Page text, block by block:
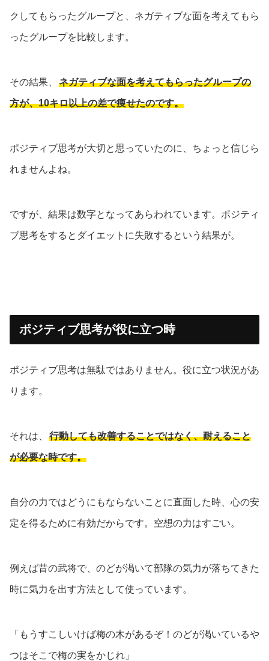
クしてもらったグループと、ネガティブな面を考えてもら
ったグループを比較します。
その結果、 ネガティブな面を考えてもらったグループの
方が、10キロ以上の差で痩せたのです。
ポジティブ思考が大切と思っていたのに、ちょっと信じら
れませんよね。
ですが、結果は数字となってあらわれています。ポジティ
ブ思考をするとダイエットに失敗するという結果が。
ポジティブ思考が役に立つ時
ポジティブ思考は無駄ではありません。役に立つ状況があ
ります。
それは、 行動しても改善することではなく、耐えること
が必要な時です。
自分の力ではどうにもならないことに直面した時、心の安
定を得るために有効だからです。空想の力はすごい。
例えば昔の武将で、のどが渇いて部隊の気力が落ちてきた
時に気力を出す方法として使っています。
「もうすこしいけば梅の木があるぞ！のどが渇いているや
つはそこで梅の実をかじれ」